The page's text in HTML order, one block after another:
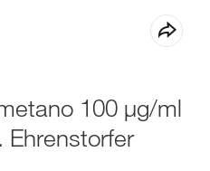
100 μg/ml
Ehrenstorfer